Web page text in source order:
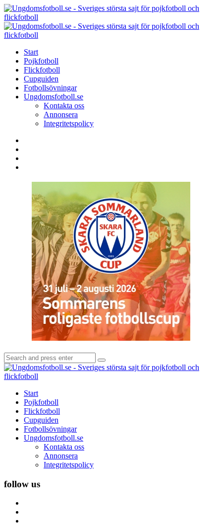
Menu
Search
Menu
Start
Pojkfotboll
Flickfotboll
Cupguiden
Fotbollsövningar
Ungdomsfotboll.se
Kontakta oss
Annonsera
Integritetspolicy
Search
for:
Search
Start
Pojkfotboll
Flickfotboll
Cupguiden
Fotbollsövningar
Ungdomsfotboll.se
Kontakta oss
Annonsera
Integritetspolicy
follow us